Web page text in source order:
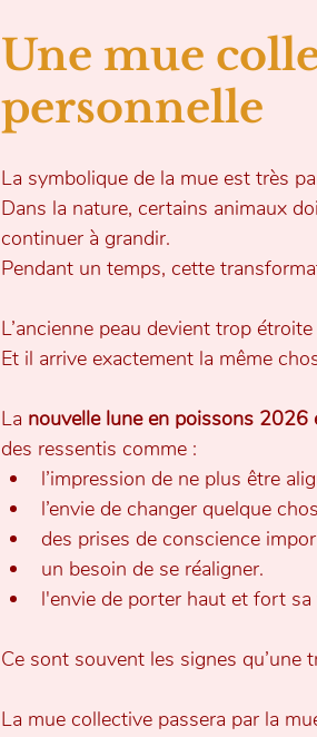
Une mue
personnelle
La symbolique de la mue est très
Dans la nature, certains animaux
continuer à grandir.
Pendant un temps, cette
L’ancienne peau devient trop
Et il arrive exactement la même
La nouvelle lune en poissons 2026
des ressentis comme :
l’impression de ne plus être
l’envie de changer quelque
des prises de conscience
un besoin de se réaligner.
l'envie de porter haut et fort
Ce sont souvent les signes
La mue collective passera par la